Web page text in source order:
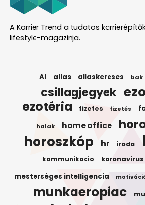
A Karrier Trend a tudatos
lifestyle-magazinja.
AI allas allaskereses bak
csillagjegyek
ezotéria fizetes fizetés
halak home office
horoszkóp hr iroda
kommunikacio koronavirus
mesterséges intelligencia
munkaeropiac